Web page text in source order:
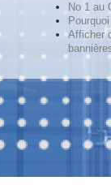
No 1 au
Afficher